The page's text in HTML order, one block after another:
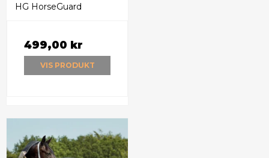
HG HorseGuard
499,00 kr
VIS PRODUKT